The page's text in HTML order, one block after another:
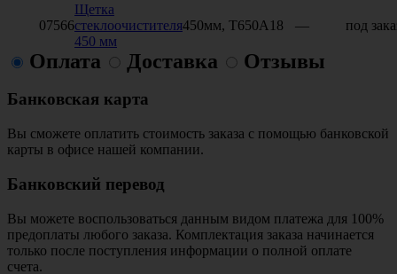
07566
Щетка
стеклоочистителя
450 мм
450мм, T650A18 — под
Оплата Доставка Отзывы
Банковская карта
Вы сможете оплатить стоимость заказа с помощью банковской
карты в офисе нашей компании.
Банковский перевод
Вы можете воспользоваться данным видом платежа для 100%
предоплаты любого заказа. Комплектация заказа начинается
только после поступления информации о полной оплате
счета.